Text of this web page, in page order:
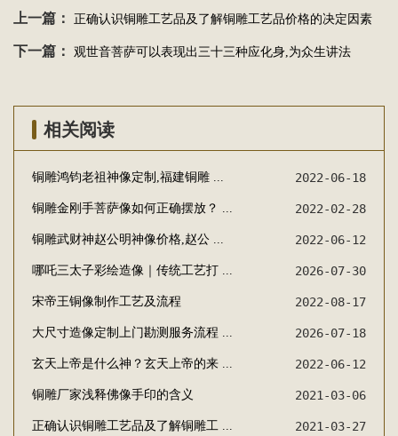
上一篇： 正确认识铜雕工艺品及了解铜雕工艺品价格的决定因素
下一篇： 观世音菩萨可以表现出三十三种应化身,为众生讲法
相关阅读
铜雕鸿钧老祖神像定制,福建铜雕 ... 2022-06-18
铜雕金刚手菩萨像如何正确摆放？ ... 2022-02-28
铜雕武财神赵公明神像价格,赵公 ... 2022-06-12
哪吒三太子彩绘造像｜传统工艺打 ... 2026-07-30
宋帝王铜像制作工艺及流程 2022-08-17
大尺寸造像定制上门勘测服务流程 ... 2026-07-18
玄天上帝是什么神？玄天上帝的来 ... 2022-06-12
铜雕厂家浅释佛像手印的含义 2021-03-06
正确认识铜雕工艺品及了解铜雕工 ... 2021-03-27